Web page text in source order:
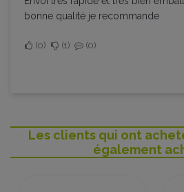
bonne qualité je recommande
0 1 0
Les clients qui ont
également